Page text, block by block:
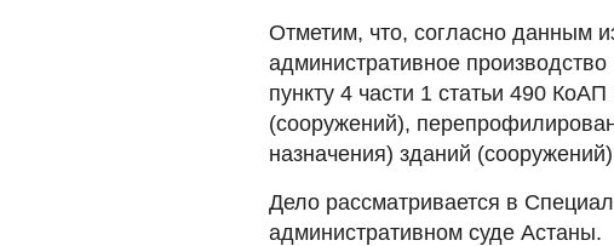
Отметим, что, согласно данным
административное
пункту 4 части 1 статьи 490
(сооружений),
назначения) зданий
Дело рассматривается в
административном суде Астаны.